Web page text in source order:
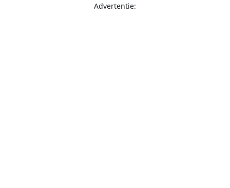
Advertentie: